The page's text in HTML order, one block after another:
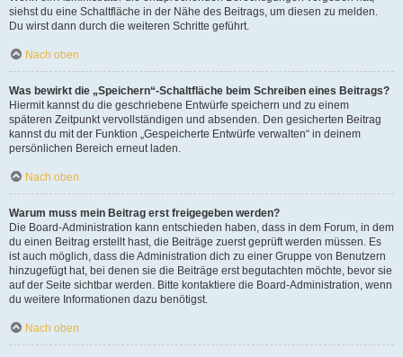
siehst du eine Schaltfläche in der Nähe des Beitrags, um diesen zu melden.
Du wirst dann durch die weiteren Schritte geführt.
Nach oben
Was bewirkt die „Speichern“-Schaltfläche beim Schreiben eines Beitrags?
Hiermit kannst du die geschriebene Entwürfe speichern und zu einem
späteren Zeitpunkt vervollständigen und absenden. Den gesicherten Beitrag
kannst du mit der Funktion „Gespeicherte Entwürfe verwalten“ in deinem
persönlichen Bereich erneut laden.
Nach oben
Warum muss mein Beitrag erst freigegeben werden?
Die Board-Administration kann entschieden haben, dass in dem Forum, in dem
du einen Beitrag erstellt hast, die Beiträge zuerst geprüft werden müssen. Es
ist auch möglich, dass die Administration dich zu einer Gruppe von Benutzern
hinzugefügt hat, bei denen sie die Beiträge erst begutachten möchte, bevor sie
auf der Seite sichtbar werden. Bitte kontaktiere die Board-Administration, wenn
du weitere Informationen dazu benötigst.
Nach oben